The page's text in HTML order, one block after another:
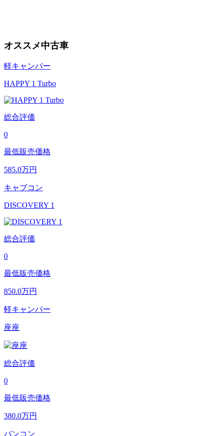
オススメ中古車
軽キャンパー
HAPPY 1 Turbo
総合評価
0
最低販売価格
585.0万円
キャブコン
DISCOVERY 1
総合評価
0
最低販売価格
850.0万円
軽キャンパー
座座
総合評価
0
最低販売価格
380.0万円
バンコン